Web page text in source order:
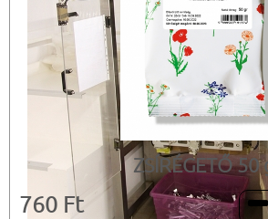
ZSÍRÉGETŐ 50
760 Ft 